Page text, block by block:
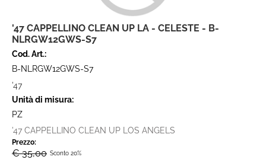
'47 CAPPELLINO CLEAN UP LA - CELESTE - B-
NLRGW12GWS-S7
Cod. Art.:
B-NLRGW12GWS-S7
'47
Unità di misura:
PZ
'47 CAPPELLINO CLEAN UP LOS ANGELS
Prezzo:
€ 35,00 Sconto 20%